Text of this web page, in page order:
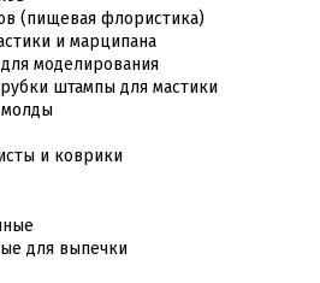
(пищевая флористика)
и марципана
моделирования
штампы для мастики
и коврики
для выпечки